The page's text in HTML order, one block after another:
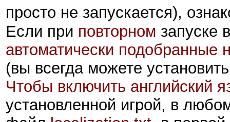
просто не запускается),
Если при повторном запуске
автоматически подобранные
(вы всегда можете
Чтобы включить английский
установленной игрой, в